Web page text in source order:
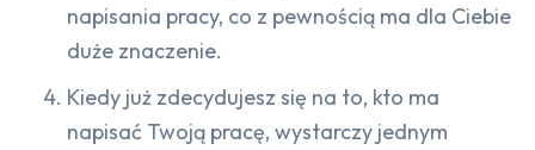
napisania pracy, co z pewnością ma dla Ciebie
duże znaczenie.
Kiedy już zdecydujesz się na to, kto ma
napisać Twoją pracę, wystarczy jednym